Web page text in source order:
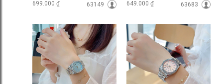
699.000 ₫ 63149 649.000 ₫ 63683